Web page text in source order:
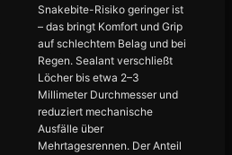
Snakebite-Risiko geringer ist
– das bringt Komfort und Grip
auf schlechtem Belag und bei
Regen. Sealant verschließt
Löcher bis etwa 2–3
Millimeter Durchmesser und
reduziert mechanische
Ausfälle über
Mehrtagesrennen. Der Anteil